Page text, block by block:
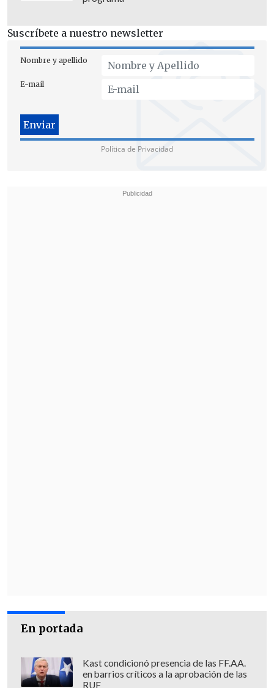
Suscríbete a nuestro newsletter
Nombre y apellido
E-mail
Política de Privacidad
En portada
Kast condicionó presencia de las FF.AA.
en barrios críticos a la aprobación de las
RUF